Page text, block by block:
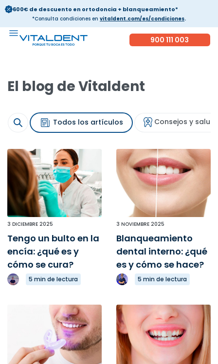
600€ de descuento en ortodoncia + blanqueamiento*
*Consulta condiciones en vitaldent.com/es/condiciones.
900 111 003
El blog de Vitaldent
Todos los artículos Consejos y
3 DICIEMBRE 2025
Tengo un bulto en la
encía: ¿qué es y
cómo se cura?
5 min de lectura
3 NOVIEMBRE 2025
Blanqueamiento
dental interno: ¿qué
es y cómo se hace?
5 min de lectura